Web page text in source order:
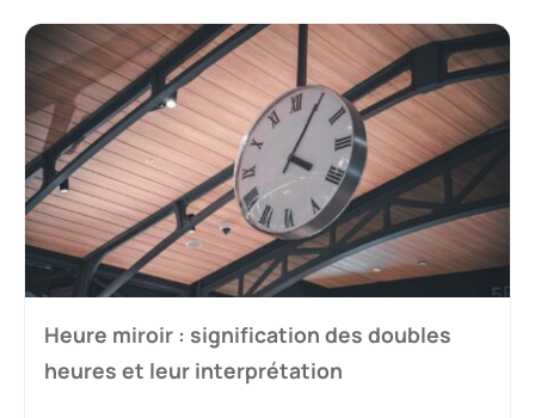
Heure miroir : signification des doubles
heures et leur interprétation